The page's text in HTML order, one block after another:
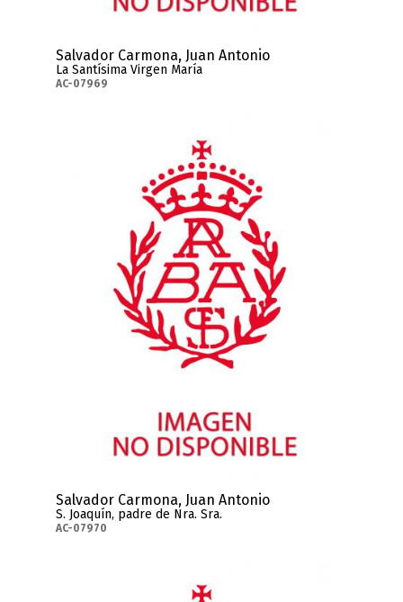
Salvador Carmona, Juan Antonio
La Santísima Virgen María
AC-07969
Salvador Carmona, Juan Antonio
S. Joaquín, padre de Nra. Sra.
AC-07970